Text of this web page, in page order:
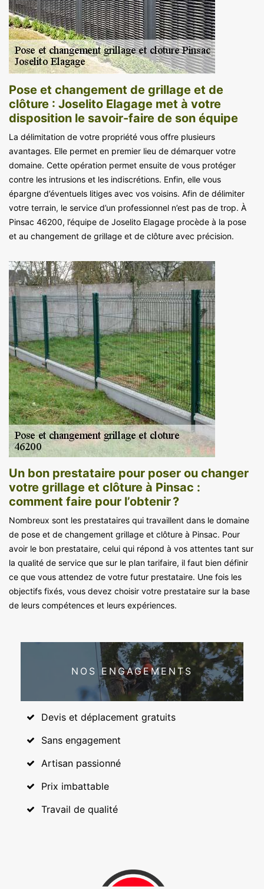
Pose et changement de grillage et de
clôture : Joselito Elagage met à votre
disposition le savoir-faire de son équipe
La délimitation de votre propriété vous offre plusieurs
avantages. Elle permet en premier lieu de démarquer votre
domaine. Cette opération permet ensuite de vous protéger
contre les intrusions et les indiscrétions. Enfin, elle vous
épargne d’éventuels litiges avec vos voisins. Afin de délimiter
votre terrain, le service d’un professionnel n’est pas de trop. À
Pinsac 46200, l’équipe de Joselito Elagage procède à la pose
et au changement de grillage et de clôture avec précision.
Un bon prestataire pour poser ou changer
votre grillage et clôture à Pinsac :
comment faire pour l’obtenir ?
Nombreux sont les prestataires qui travaillent dans le domaine
de pose et de changement grillage et clôture à Pinsac. Pour
avoir le bon prestataire, celui qui répond à vos attentes tant sur
la qualité de service que sur le plan tarifaire, il faut bien définir
ce que vous attendez de votre futur prestataire. Une fois les
objectifs fixés, vous devez choisir votre prestataire sur la base
de leurs compétences et leurs expériences.
NOS ENGAGEMENTS
Devis et déplacement gratuits
Sans engagement
Artisan passionné
Prix imbattable
Travail de qualité